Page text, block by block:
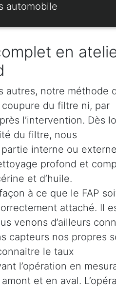
automobile
en
autres, notre méthode
du filtre ni, par
l’intervention. Dès
du filtre, nous
partie interne ou
profond et
et d’huile.
à ce que le FAP
attaché. Il
venons d’ailleurs
capteurs nos propres
le taux
l’opération en
et en aval.